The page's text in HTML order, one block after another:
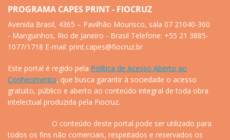
PROGRAMA CAPES PRINT - FIOCRUZ
Avenida Brasil, 4365 – Pavilhão Mourisco, sala 07 21040-360
- Manguinhos, Rio de Janeiro - Brasil Telefone: +55 21 3885-
1077/1718 E-mail: print.capes@fiocruz.br
Este portal é regido pela Política de Acesso Aberto ao
Conhecimento, que busca garantir à sociedade o acesso
gratuito, público e aberto ao conteúdo integral de toda obra
intelectual produzida pela Fiocruz.
O conteúdo deste portal pode ser utilizado para
todos os fins não comerciais, respeitados e reservados os